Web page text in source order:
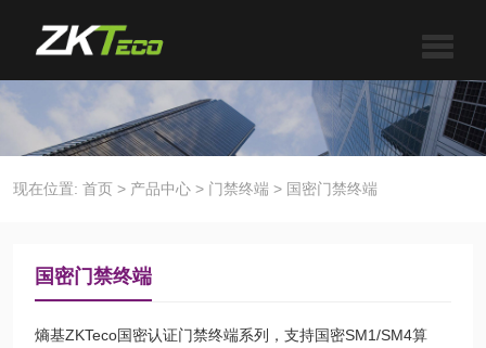
现在位置: 首页 > 产品中心 > 门禁终端 > 国密门禁终端
国密门禁终端
熵基ZKTeco国密认证门禁终端系列，支持国密SM1/SM4算